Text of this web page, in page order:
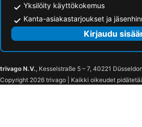
Yksilöity käyttökokemus
Kanta-asiakastarjoukset ja
Kirjaudu
trivago N.V., Kesselstraße 5 – 7, 40221
Copyright 2026 trivago | Kaikki oikeudet